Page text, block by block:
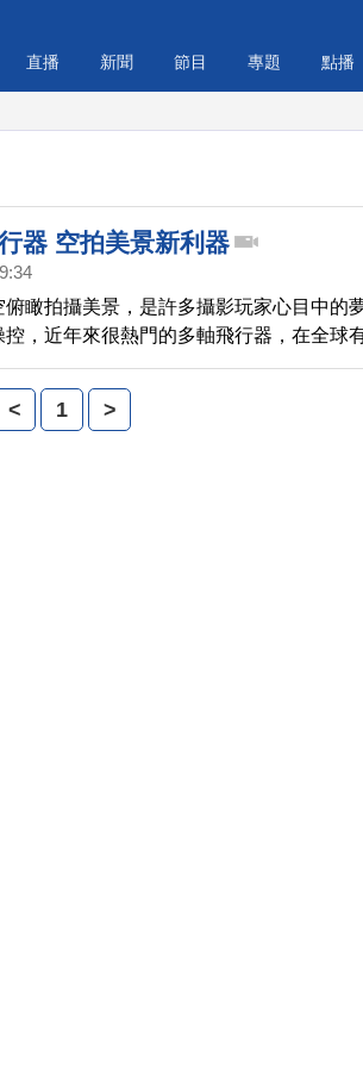
直播 新聞 節目 專題 點播
器 空拍美景新利器
俯瞰拍攝美景，是許多攝影玩家心目中的
，近年來很熱門的多軸飛行器，在全球
掛上的高解析攝影，記錄著精彩的高空
< 1 >